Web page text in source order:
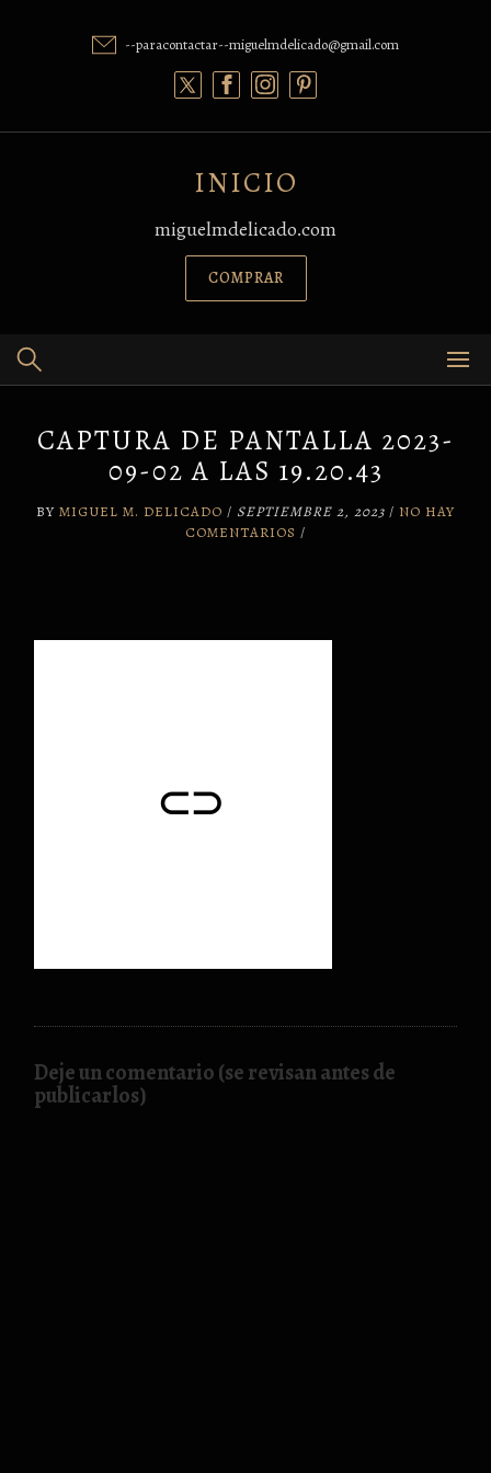
--paracontactar--miguelmdelicado@gmail.com
INICIO
miguelmdelicado.com
COMPRAR
CAPTURA DE PANTALLA 2023-
09-02 A LAS 19.20.43
BY MIGUEL M. DELICADO / SEPTIEMBRE 2, 2023 / NO HAY
COMENTARIOS /
Deje un comentario (se revisan antes de
publicarlos)